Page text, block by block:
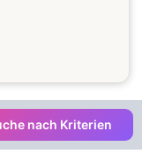
nach Kriterien